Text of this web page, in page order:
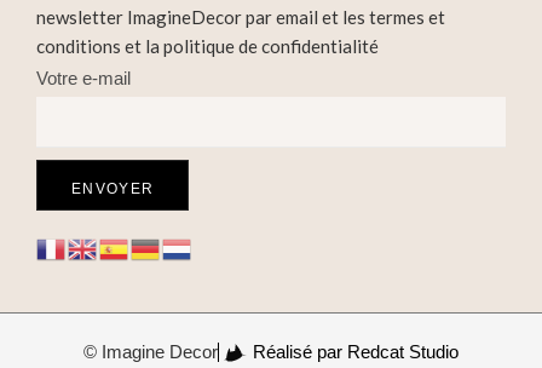
newsletter ImagineDecor par email et les termes et
conditions et la politique de confidentialité
Votre e-mail
© Imagine Decor Réalisé par Redcat Studio